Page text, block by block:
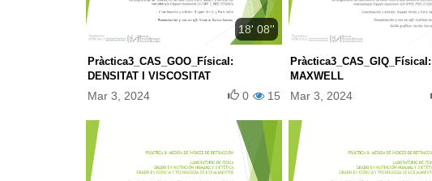
18' 08''
Pràctica3_CAS_GOO_FísicaI:
DENSITAT I VISCOSITAT
Mar 3, 2024 15
0
MAXWELL
Mar 3, 2024